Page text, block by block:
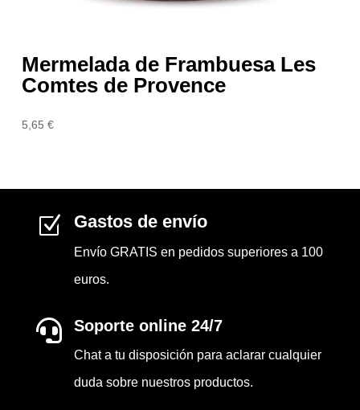
Mermelada de Frambuesa Les
Comtes de Provence
5,65€
Z Gastos de envío
Envío GRATIS en pedidos superiores a 100
euros.
 Soporte online 24/7
Chat a tu disposición para aclarar cualquier
duda sobre nuestros productos.